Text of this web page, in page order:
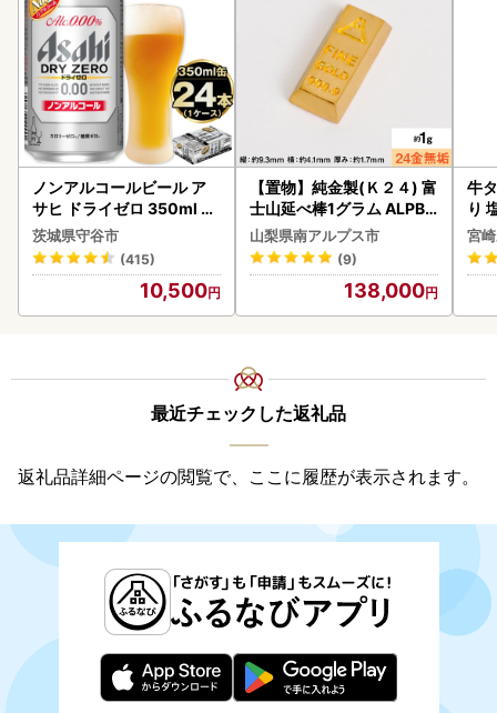
ノンアルコールビール ア
サヒ ドライゼロ 350ml 24
本 ノンアル ビール asashi
守谷市
茨城県守谷市
(415)
10,500
【置物】純金製(Ｋ２４) 富
士山延べ棒1グラム ALPBK
180
山梨県南アルプス市
(9)
138,000
牛
り
宮
最近チェックした返礼品
返礼品詳細ページの閲覧で、ここに履歴が表示されます。